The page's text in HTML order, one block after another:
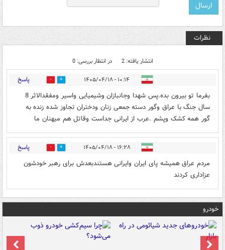
نظرات
انتشار یافته: 2 در انتظار بررسی: 0
۱۰:۱۴ - ۱۴۰۵/۰۴/۱۸ 0 پاسخ
بفرما تو بیرون بده.پس شهدا وجانبازان وشیمیایی واسیر ومفقدالاثر 8
سال جنگ با عراق وگور دسته جمعی زنان ودختران تجاوز شده زنده به
گور همه کشک وپشم .عرب از ایرانی جداست وقاتل هم میهنان ما
۱۶:۲۸ - ۱۴۰۵/۰۴/۱۸ 0 پاسخ
مردم عراق همیشه پای ایران وایرانی هستندبعدش برای رهبر خودشون
عزاداری کردند
خودرو